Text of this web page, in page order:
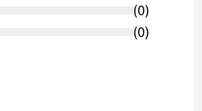
(0)
(0)